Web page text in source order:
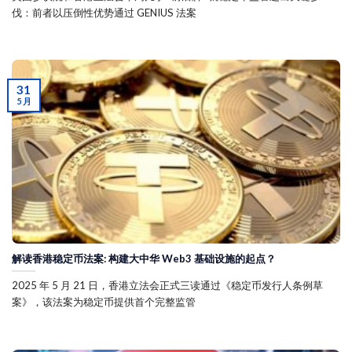
伐：前者以压倒性优势通过 GENIUS 法案
解读香港稳定币法案: 构建大中华 Web3 基础设施的起点？
2025 年 5 月 21 日，香港立法会正式三读通过《稳定币发行人条例草
案》，该法案为稳定币提供首个完整监管
31
5 月